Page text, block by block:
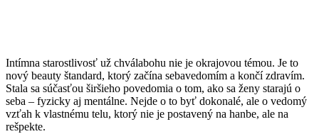
Intímna starostlivosť už chválabohu nie je okrajovou témou. Je to
nový beauty štandard, ktorý začína sebavedomím a končí zdravím.
Stala sa súčasťou širšieho povedomia o tom, ako sa ženy starajú o
seba – fyzicky aj mentálne. Nejde o to byť dokonalé, ale o vedomý
vzťah k vlastnému telu, ktorý nie je postavený na hanbe, ale na
rešpekte.